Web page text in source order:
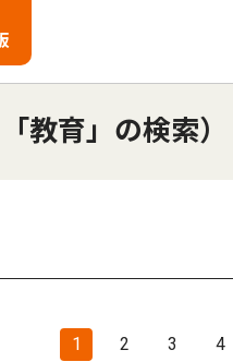
教育」の検索）
1 2 3 4